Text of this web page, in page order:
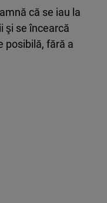
că se iau la
şi se încearcă
posibilă, fără a